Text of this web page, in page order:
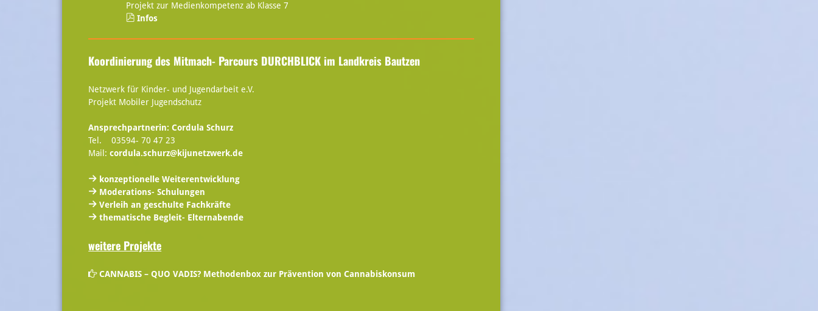
Projekt zur Medienkompetenz ab Klasse 7
Infos
Koordinierung des Mitmach- Parcours DURCHBLICK im Landkreis Bautzen
Netzwerk für Kinder- und Jugendarbeit e.V.
Projekt Mobiler Jugendschutz
Ansprechpartnerin: Cordula Schurz
Tel. 03594- 70 47 23
Mail:cordula.schurz@kijunetzwerk.de
konzeptionelle Weiterentwicklung
Moderations- Schulungen
Verleih an geschulte Fachkräfte
thematische Begleit- Elternabende
weitere Projekte
CANNABIS – QUO VADIS? Methodenbox zur Prävention von Cannabiskonsum